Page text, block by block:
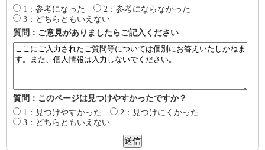
1：参考になった
2：参考にならなかった
3：どちらともいえない
質問：ご意見がありましたらご記入ください
質問：このページは見つけやすかったですか？
1：見つけやすかった
2：見つけにくかった
3：どちらともいえない